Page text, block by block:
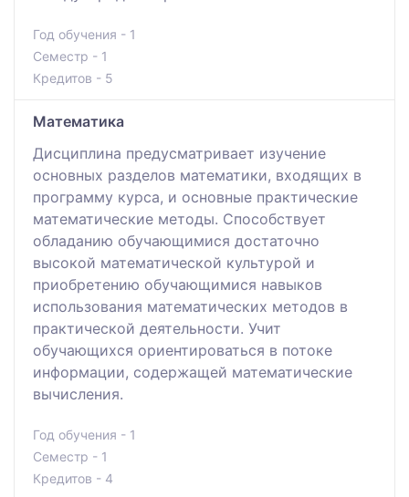
Год обучения - 1
Семестр - 1
Кредитов - 5
Математика
Дисциплина предусматривает изучение
основных разделов математики, входящих в
программу курса, и основные практические
математические методы. Способствует
обладанию обучающимися достаточно
высокой математической культурой и
приобретению обучающимися навыков
использования математических методов в
практической деятельности. Учит
обучающихся ориентироваться в потоке
информации, содержащей математические
вычисления.
Год обучения - 1
Семестр - 1
Кредитов - 4